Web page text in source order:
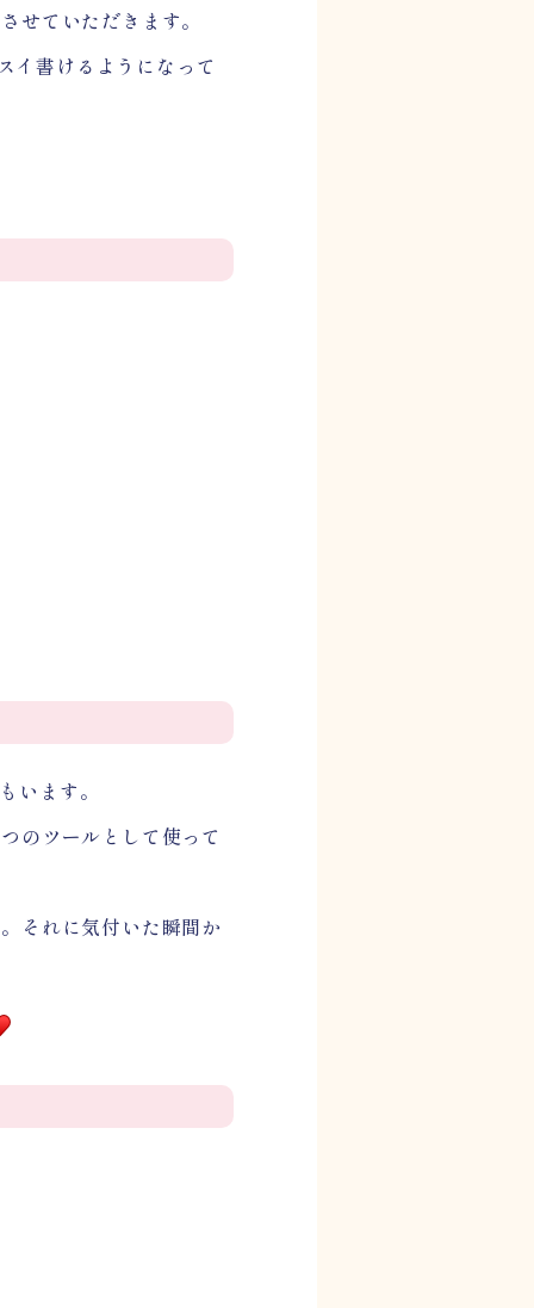
ていただきます。
イ書けるようになって
ます。
のツールとして使って
それに気付いた瞬間か